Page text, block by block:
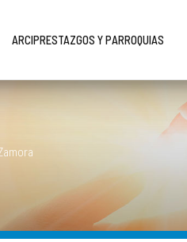
ARCIPRESTAZGOS Y PARROQUIAS